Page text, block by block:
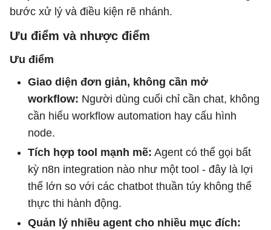
bước xử lý và điều kiện rẽ nhánh.
Ưu điểm và nhược điểm
Ưu điểm
Giao diện đơn giản, không cần mở
workflow: Người dùng cuối chỉ cần chat, không
cần hiểu workflow automation hay cấu hình
node.
Tích hợp tool mạnh mẽ: Agent có thể gọi bất
kỳ n8n integration nào như một tool - đây là lợi
thế lớn so với các chatbot thuần túy không thể
thực thi hành động.
Quản lý nhiều agent cho nhiều mục đích: